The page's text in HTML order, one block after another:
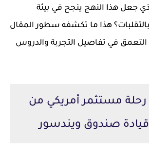
جعل هذا النهج ينجح في بيئة
بالتقلبات؟ هذا ما تكشفه سطور المقال
التعمق في تفاصيل التجربة والدروس
مستثمر أمريكي من
قيادة صندوق ويندسور